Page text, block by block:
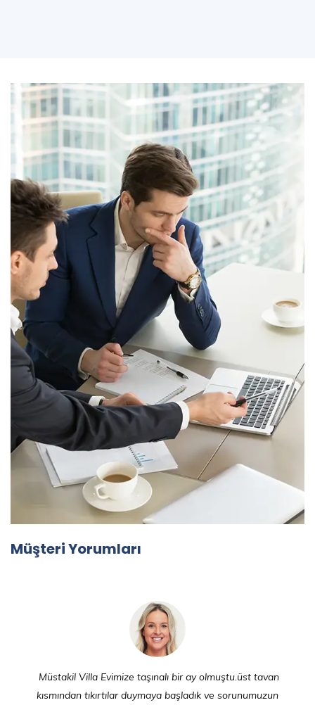
Müşteri Yorumları
Müstakil Villa Evimize taşınalı bir ay olmuştu.üst tavan
kısmından tıkırtılar duymaya başladık ve sorunumuzun